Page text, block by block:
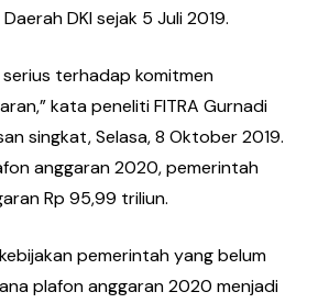
DKI sejak 5 Juli 2019.
serius terhadap komitmen
kata peneliti FITRA Gurnadi
singkat, Selasa, 8 Oktober 2019.
anggaran 2020, pemerintah
Rp 95,99 triliun.
pemerintah yang belum
plafon anggaran 2020 menjadi